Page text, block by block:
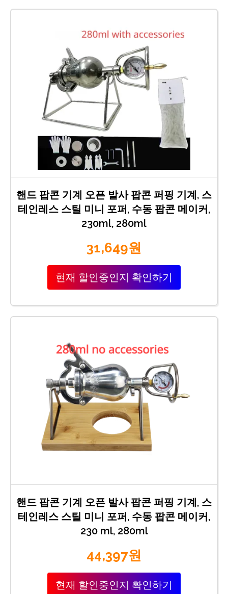
핸드 팝콘 기계 오픈 발사 팝콘 퍼핑 기계, 스
테인레스 스틸 미니 포퍼, 수동 팝콘 메이커,
230ml, 280ml
31,649원
현재 할인중인지 확인하기
핸드 팝콘 기계 오픈 발사 팝콘 퍼핑 기계, 스
테인레스 스틸 미니 포퍼, 수동 팝콘 메이커,
230 ml, 280ml
44,397원
현재 할인중인지 확인하기